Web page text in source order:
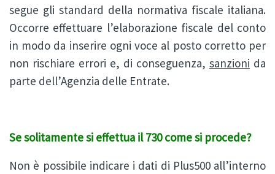
segue gli standard della normativa fiscale italiana.
Occorre effettuare l’elaborazione fiscale del conto
in modo da inserire ogni voce al posto corretto per
non rischiare errori e, di conseguenza, sanzioni da
parte dell’Agenzia delle Entrate.
Se solitamente si effettua il 730 come si procede?
Non è possibile indicare i dati di Plus500 all’interno